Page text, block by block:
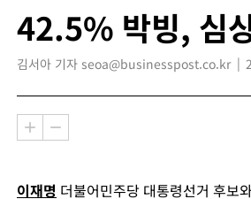
42.5% 박빙, 심
김서아 기자 seoa@businesspost.co.kr
이재명 더불어민주당 대통령선거 후보